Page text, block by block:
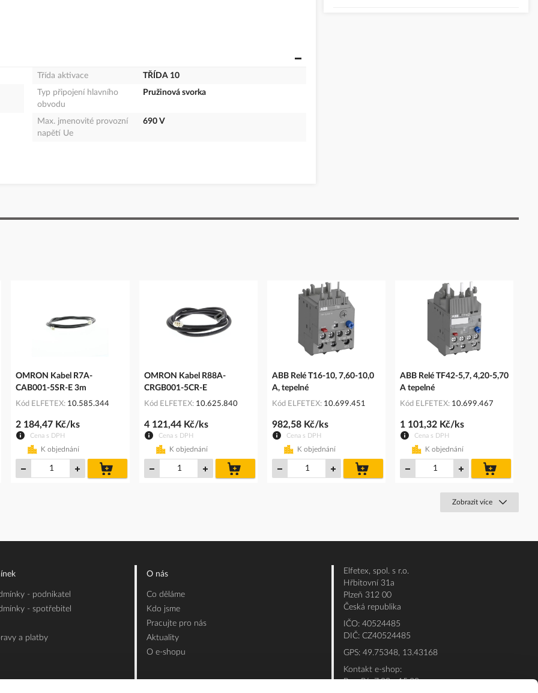
Třída aktivace
TŘÍDA 10
Typ připojení hlavního
obvodu
Pružinová svorka
Max. jmenovité provozní
napětí Ue
690 V
OMRON Kabel R7A-
CAB001-5SR-E 3m
Kód ELFETEX 10.585.344
Cena s DPH
2 184,47 Kč/ks
K objednání
košíku
OMRON Kabel R88A-
CRGB001-5CR-E
Kód ELFETEX 10.625.840
Cena s DPH
4 121,44 Kč/ks
K objednání
košíku
ABB Relé T16-10, 7,60-10,0
A, tepelné
Kód ELFETEX 10.699.451
Cena s DPH
982,58 Kč/ks
K objednání
košíku
ABB Relé TF42-5,7, 4,20-5,70
A tepelné
Kód ELFETEX 10.699.467
Cena s DPH
1 101,32 Kč/ks
K objednání
košíku
Zobrazit více
- podnikatel
- spotřebitel
a platby
O nás
Co děláme
Kdo jsme
Pracujte pro nás
Aktuality
O e-shopu
Elfetex, spol. s r.o.
Hřbitovní 31a
Plzeň 312 00
Česká republika
IČO: 40524485
DIČ: CZ40524485
GPS: 49.75348, 13.43168
Kontakt e-shop:
Po - Pá: 7:00 - 15:30